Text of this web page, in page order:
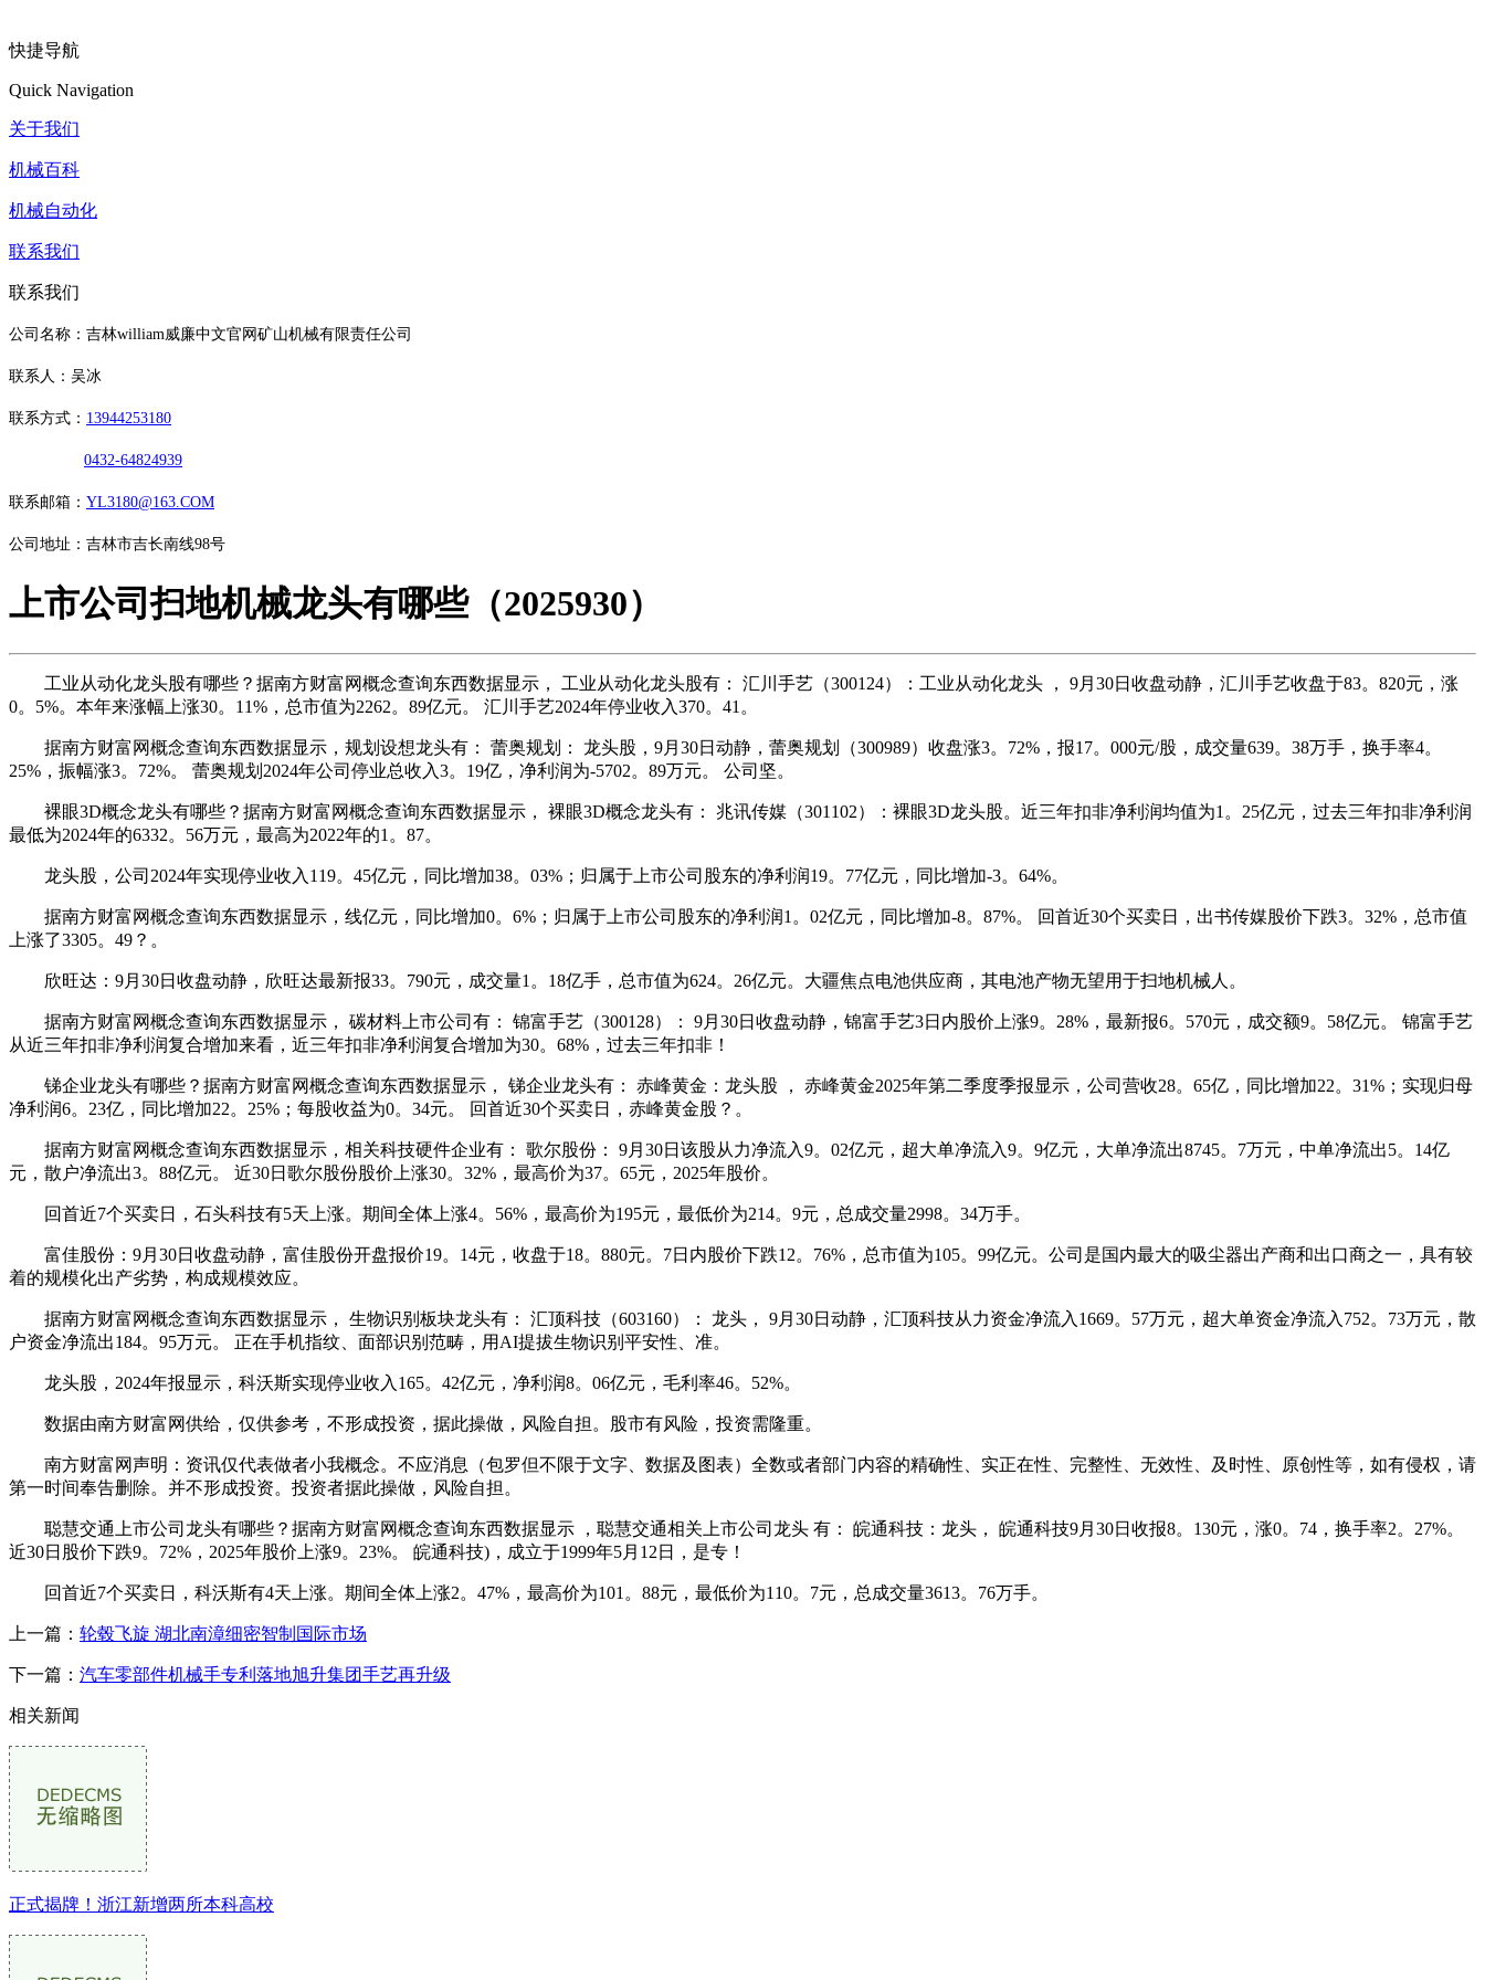
快捷导航
Quick Navigation
关于我们
机械百科
机械自动化
联系我们
联系我们
公司名称：吉林william威廉中文官网矿山机械有限责任公司
联系人：吴冰
联系方式： 13944253180
0432-64824939
联系邮箱： YL3180@163.COM
公司地址：吉林市吉长南线98号
上市公司扫地机械龙头有哪些（2025930）
工业从动化龙头股有哪些？据南方财富网概念查询东西数据显示， 工业从动化龙头股有： 汇川手艺（300124）：工业从动化龙头 ， 9月30日收盘动静，汇川手艺收盘于83。820元，涨
0。5%。本年来涨幅上涨30。11%，总市值为2262。89亿元。 汇川手艺2024年停业收入370。41。
据南方财富网概念查询东西数据显示，规划设想龙头有： 蕾奥规划： 龙头股，9月30日动静，蕾奥规划（300989）收盘涨3。72%，报17。000元/股，成交量639。38万手，换手率4。
25%，振幅涨3。72%。 蕾奥规划2024年公司停业总收入3。19亿，净利润为-5702。89万元。 公司坚。
裸眼3D概念龙头有哪些？据南方财富网概念查询东西数据显示， 裸眼3D概念龙头有： 兆讯传媒（301102）：裸眼3D龙头股。近三年扣非净利润均值为1。25亿元，过去三年扣非净利润
最低为2024年的6332。56万元，最高为2022年的1。87。
龙头股，公司2024年实现停业收入119。45亿元，同比增加38。03%；归属于上市公司股东的净利润19。77亿元，同比增加-3。64%。
据南方财富网概念查询东西数据显示，线亿元，同比增加0。6%；归属于上市公司股东的净利润1。02亿元，同比增加-8。87%。 回首近30个买卖日，出书传媒股价下跌3。32%，总市值
上涨了3305。49？。
欣旺达：9月30日收盘动静，欣旺达最新报33。790元，成交量1。18亿手，总市值为624。26亿元。大疆焦点电池供应商，其电池产物无望用于扫地机械人。
据南方财富网概念查询东西数据显示， 碳材料上市公司有： 锦富手艺（300128）： 9月30日收盘动静，锦富手艺3日内股价上涨9。28%，最新报6。570元，成交额9。58亿元。 锦富手艺
从近三年扣非净利润复合增加来看，近三年扣非净利润复合增加为30。68%，过去三年扣非！
锑企业龙头有哪些？据南方财富网概念查询东西数据显示， 锑企业龙头有： 赤峰黄金：龙头股 ， 赤峰黄金2025年第二季度季报显示，公司营收28。65亿，同比增加22。31%；实现归母
净利润6。23亿，同比增加22。25%；每股收益为0。34元。 回首近30个买卖日，赤峰黄金股？。
据南方财富网概念查询东西数据显示，相关科技硬件企业有： 歌尔股份： 9月30日该股从力净流入9。02亿元，超大单净流入9。9亿元，大单净流出8745。7万元，中单净流出5。14亿
元，散户净流出3。88亿元。 近30日歌尔股份股价上涨30。32%，最高价为37。65元，2025年股价。
回首近7个买卖日，石头科技有5天上涨。期间全体上涨4。56%，最高价为195元，最低价为214。9元，总成交量2998。34万手。
富佳股份：9月30日收盘动静，富佳股份开盘报价19。14元，收盘于18。880元。7日内股价下跌12。76%，总市值为105。99亿元。公司是国内最大的吸尘器出产商和出口商之一，具有较
着的规模化出产劣势，构成规模效应。
据南方财富网概念查询东西数据显示， 生物识别板块龙头有： 汇顶科技（603160）： 龙头， 9月30日动静，汇顶科技从力资金净流入1669。57万元，超大单资金净流入752。73万元，散
户资金净流出184。95万元。 正在手机指纹、面部识别范畴，用AI提拔生物识别平安性、准。
龙头股，2024年报显示，科沃斯实现停业收入165。42亿元，净利润8。06亿元，毛利率46。52%。
数据由南方财富网供给，仅供参考，不形成投资，据此操做，风险自担。股市有风险，投资需隆重。
南方财富网声明：资讯仅代表做者小我概念。不应消息（包罗但不限于文字、数据及图表）全数或者部门内容的精确性、实正在性、完整性、无效性、及时性、原创性等，如有侵权，请
第一时间奉告删除。并不形成投资。投资者据此操做，风险自担。
聪慧交通上市公司龙头有哪些？据南方财富网概念查询东西数据显示 ，聪慧交通相关上市公司龙头 有： 皖通科技：龙头， 皖通科技9月30日收报8。130元，涨0。74，换手率2。27%。
近30日股价下跌9。72%，2025年股价上涨9。23%。 皖通科技)，成立于1999年5月12日，是专！
回首近7个买卖日，科沃斯有4天上涨。期间全体上涨2。47%，最高价为101。88元，最低价为110。7元，总成交量3613。76万手。
上一篇： 轮毂飞旋 湖北南漳细密智制国际市场
下一篇： 汽车零部件机械手专利落地旭升集团手艺再升级
相关新闻
正式揭牌！浙江新增两所本科高校